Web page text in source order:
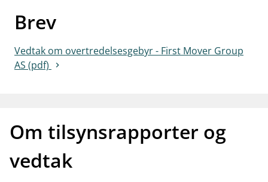
Brev
Vedtak om overtredelsesgebyr - First Mover Group
AS (pdf)
Om tilsynsrapporter og
vedtak